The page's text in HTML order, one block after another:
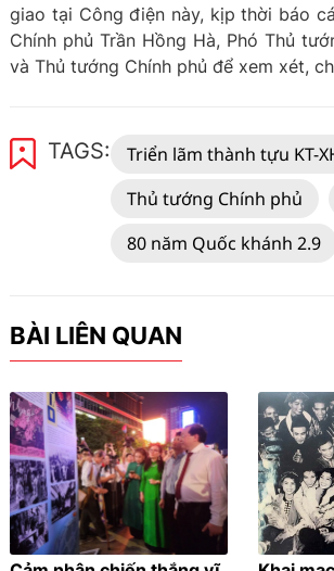
giao tại Công điện này, kịp thời báo
Chính phủ Trần Hồng Hà, Phó Thủ
và Thủ tướng Chính phủ để xem xét,
TAGS:
Triển lãm thành tựu KT-
Thủ tướng Chính phủ
80 năm Quốc khánh 2.9
BÀI LIÊN QUAN